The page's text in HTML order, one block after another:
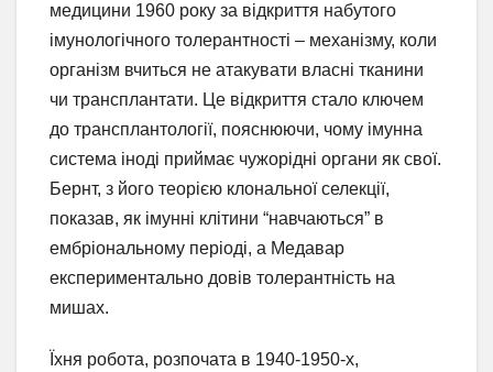
медицини 1960 року за відкриття набутого
імунологічного толерантності – механізму, коли
організм вчиться не атакувати власні тканини
чи трансплантати. Це відкриття стало ключем
до трансплантології, пояснюючи, чому імунна
система іноді приймає чужорідні органи як свої.
Бернт, з його теорією клональної селекції,
показав, як імунні клітини “навчаються” в
ембріональному періоді, а Медавар
експериментально довів толерантність на
мишах.
Їхня робота, розпочата в 1940-1950-х,